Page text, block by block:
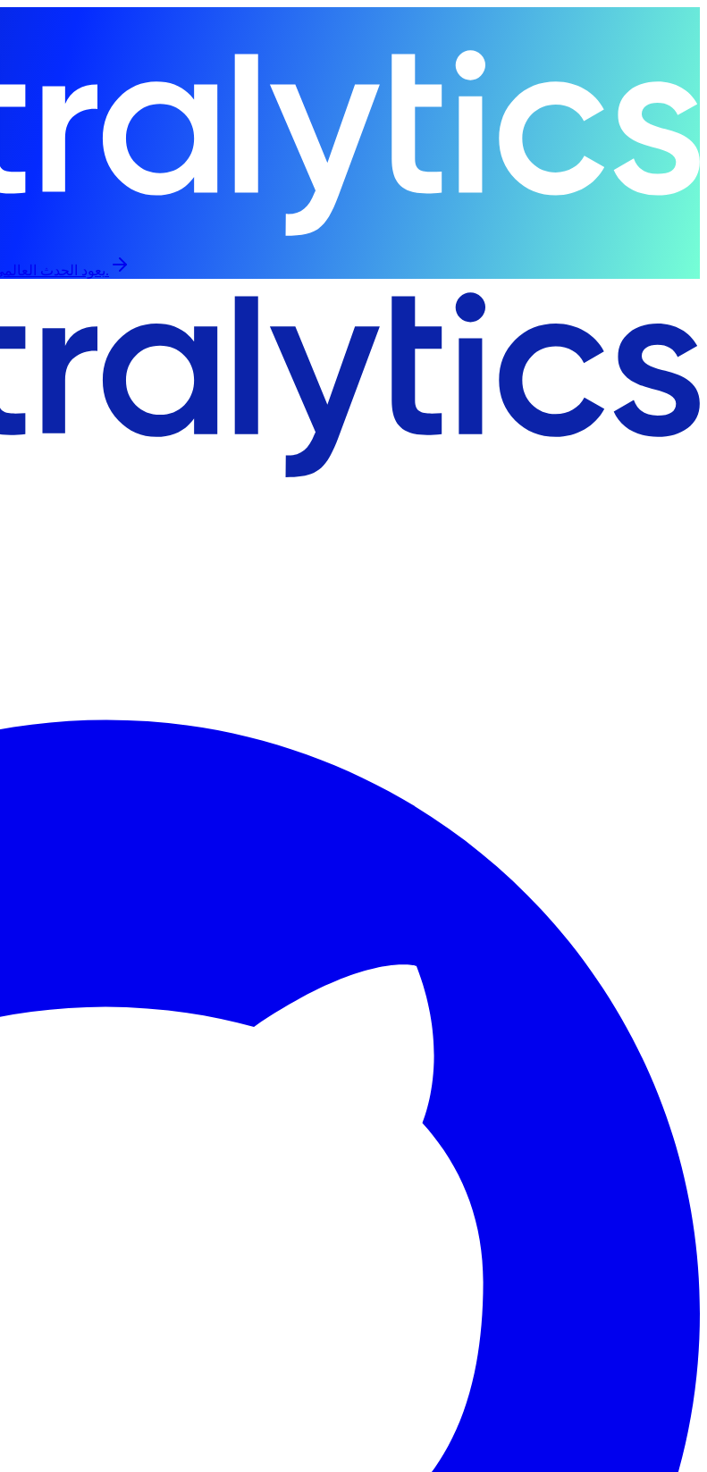
يعود الحدث العالمي لرؤية الذكاء الاصطناعي في 13 سبتمبر، حضورياً وعبر الإنترنت.